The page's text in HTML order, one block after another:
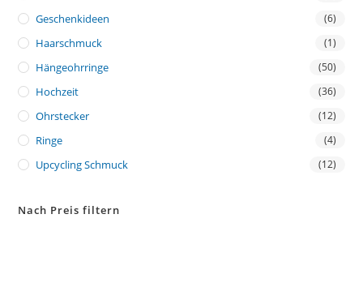
Geschenkideen (6)
Haarschmuck (1)
Hängeohrringe (50)
Hochzeit (36)
Ohrstecker (12)
Ringe (4)
Upcycling Schmuck (12)
Nach Preis filtern